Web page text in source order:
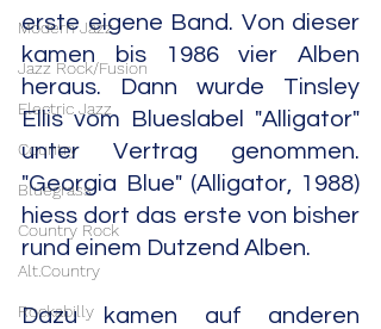
Modern Jazz
Jazz Rock/Fusion
Electric Jazz
Country
Bluegrass
Country Rock
Alt.Country
Rockabilly
erste eigene Band. Von dieser
kamen bis 1986 vier Alben
heraus. Dann wurde Tinsley
Ellis vom Blueslabel "Alligator"
unter Vertrag genommen.
"Georgia Blue" (Alligator, 1988)
hiess dort das erste von bisher
rund einem Dutzend Alben.
Dazu kamen auf anderen